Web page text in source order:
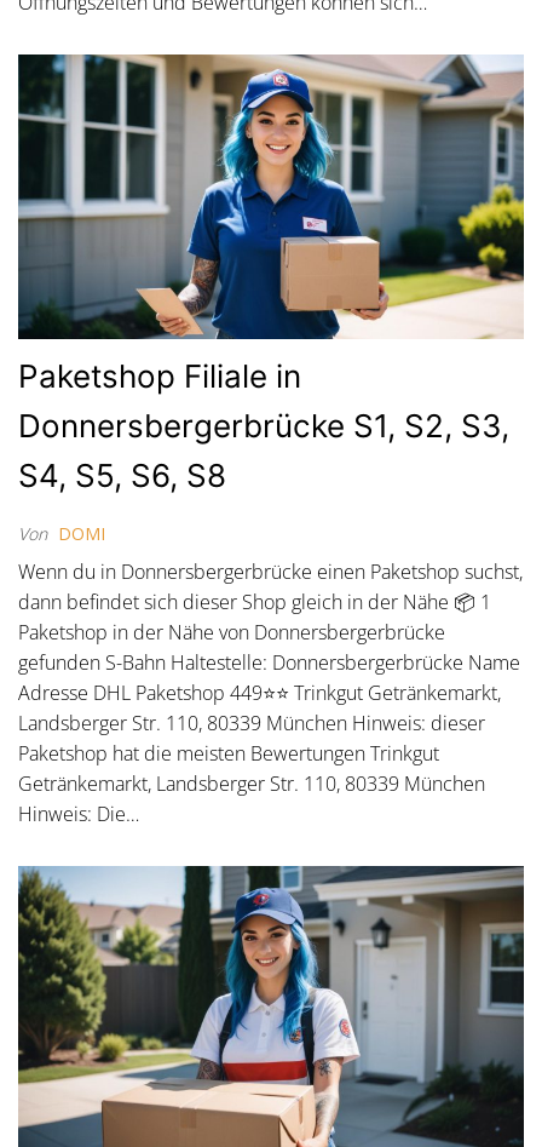
Paketshop Filiale in
Donnersbergerbrücke S1, S2, S3,
S4, S5, S6, S8
Von DOMI
Wenn du in Donnersbergerbrücke einen Paketshop suchst,
dann befindet sich dieser Shop gleich in der Nähe 📦 1
Paketshop in der Nähe von Donnersbergerbrücke
gefunden S-Bahn Haltestelle: Donnersbergerbrücke Name
Adresse DHL Paketshop 449⭐⭐ Trinkgut Getränkemarkt,
Landsberger Str. 110, 80339 München Hinweis: dieser
Paketshop hat die meisten Bewertungen Trinkgut
Getränkemarkt, Landsberger Str. 110, 80339 München
Hinweis: Die…